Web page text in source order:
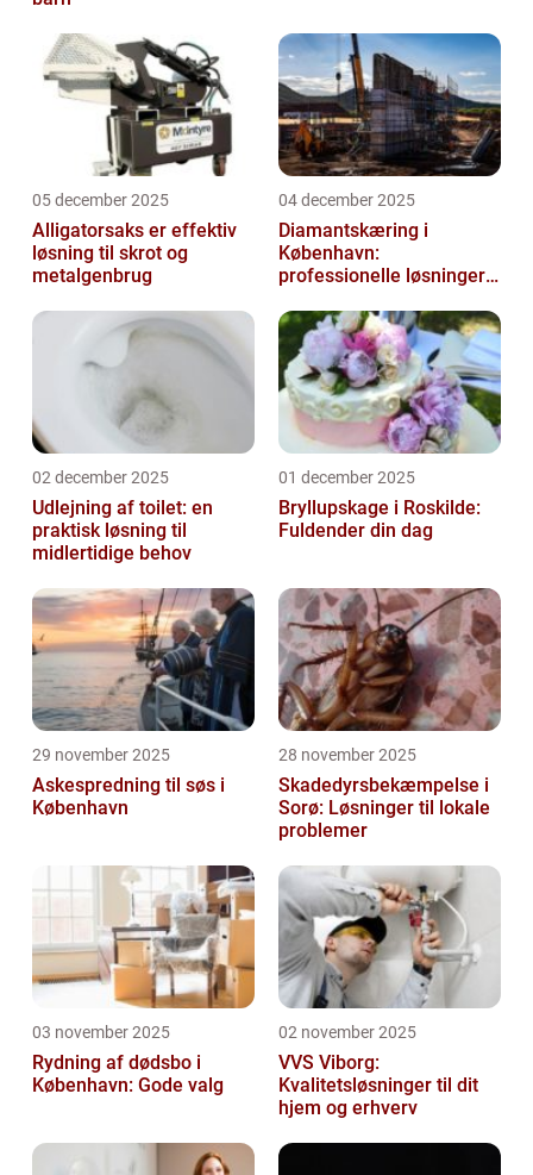
05 december 2025
Alligatorsaks er effektiv
løsning til skrot og
metalgenbrug
04 december 2025
Diamantskæring i
København:
professionelle løsninger
02 december 2025
Udlejning af toilet: en
praktisk løsning til
midlertidige behov
01 december 2025
Bryllupskage i Roskilde:
Fuldender din dag
29 november 2025
Askespredning til søs i
København
28 november 2025
Skadedyrsbekæmpelse i
Sorø: Løsninger til lokale
problemer
03 november 2025
Rydning af dødsbo i
København: Gode valg
02 november 2025
VVS Viborg:
Kvalitetsløsninger til dit
hjem og erhverv